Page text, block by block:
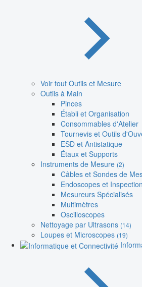
Voir tout Outils et Mesure
Outils à Main
Pinces
Établi et Organisation
Consommables d'Atelier
Tournevis et Outils
ESD et Antistatique
Étaux et Supports
Instruments de Mesure (2)
Câbles et Sondes de
Endoscopes et Inspection
Mesureurs Spécialisés
Multimètres
Oscilloscopes
Nettoyage par Ultrasons (14)
Loupes et Microscopes (19)